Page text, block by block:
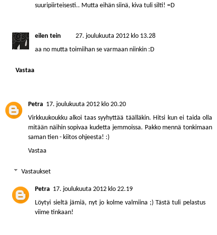
suuripiirteisesti.. Mutta eihän siinä, kiva tuli silti! =D
eilen tein
27. joulukuuta 2012 klo 13.28
aa no mutta toimiihan se varmaan niinkin :D
Vastaa
Petra 17. joulukuuta 2012 klo 20.20
Virkkuukoukku alkoi taas syyhyttää täälläkin. Hitsi kun ei taida olla
mitään näihin sopivaa kudetta jemmoissa. Pakko mennä tonkimaan
saman tien - kiitos ohjeesta! :)
Vastaa
Vastaukset
Petra 17. joulukuuta 2012 klo 22.19
Löytyi sieltä jämiä, nyt jo kolme valmiina ;) Tästä tuli pelastus
viime tinkaan!